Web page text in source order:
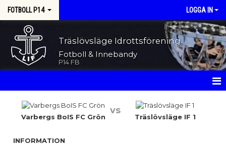
FOTBOLL P14 LOGGA IN
Träslövsläge Idrottsförening
Fotboll & Innebandy
P14 FB
KALENDER
Varbergs BoIS FC Grön
vs
Träslövsläge IF 1
INFORMATION